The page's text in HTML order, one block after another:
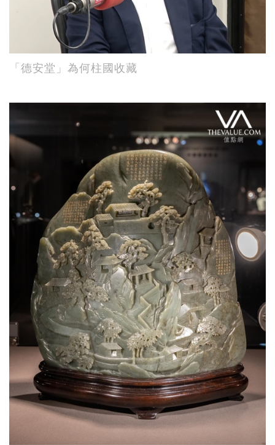
「德安堂」為何柱國收藏